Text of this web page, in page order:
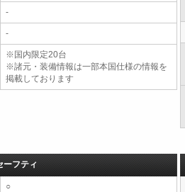
-
-
※国内限定20台
※諸元・装備情報は一部本国仕様の情報を
掲載しております
ーフティ
○